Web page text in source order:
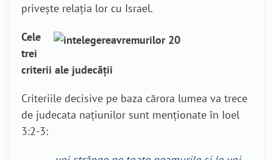
privește relația lor cu Israel.
Cele
trei
criterii ale judecății
Criteriile decisive pe baza cărora lumea va trece
de judecata națiunilor sunt menționate în Ioel
3:2-3: